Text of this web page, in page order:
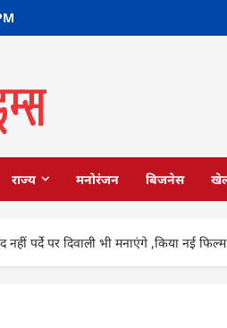
राज्य मनोरंजन बिजनेस
पर्दे पर दिवाली भी मनाएंगे ,किया नई